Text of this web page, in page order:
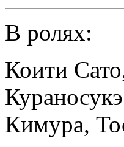
В ролях:
Коити Сато
Кимура,